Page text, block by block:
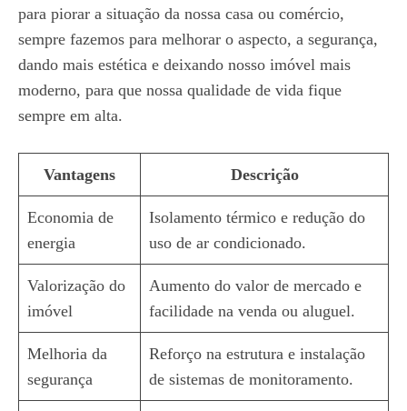
para piorar a situação da nossa casa ou comércio,
sempre fazemos para melhorar o aspecto, a segurança,
dando mais estética e deixando nosso imóvel mais
moderno, para que nossa qualidade de vida fique
sempre em alta.
Vantagens Descrição
Economia de
energia
Isolamento térmico e redução do
uso de ar condicionado.
Valorização do
imóvel
Aumento do valor de mercado e
facilidade na venda ou aluguel.
Melhoria da
segurança
Reforço na estrutura e instalação
de sistemas de monitoramento.